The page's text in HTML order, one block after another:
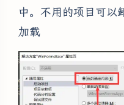
中。不用的项目可以
加载